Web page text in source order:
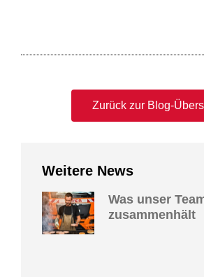
Zurück zur Blog-
Weitere News
Was unser
zusammenhält